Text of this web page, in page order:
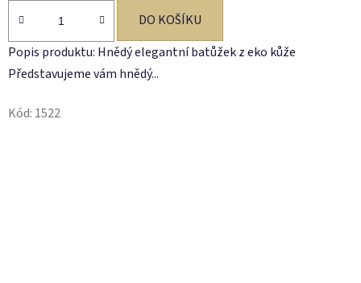
DO KOŠÍKU
Popis produktu: Hnědý elegantní batůžek z eko kůže
Představujeme vám hnědý...
Kód: 1522